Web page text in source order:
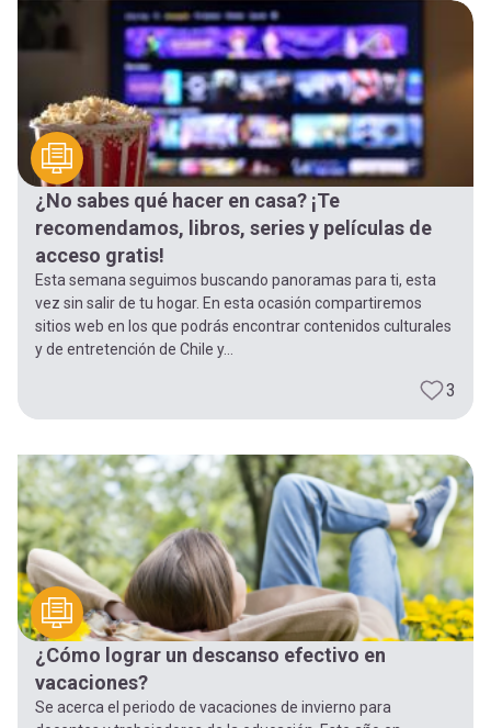
¿No sabes qué hacer en casa? ¡Te
recomendamos, libros, series y películas de
acceso gratis!
Esta semana seguimos buscando panoramas para ti, esta
vez sin salir de tu hogar. En esta ocasión compartiremos
sitios web en los que podrás encontrar contenidos culturales
y de entretención de Chile y...
3
¿Cómo lograr un descanso efectivo en
vacaciones?
Se acerca el periodo de vacaciones de invierno para